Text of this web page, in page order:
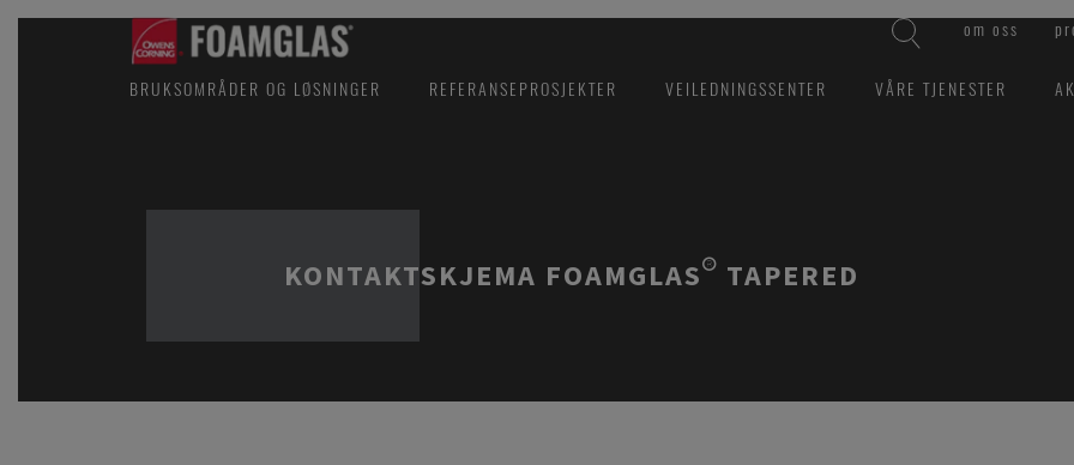
om oss
BRUKSOMRÅDER OG LØSNINGER REFERANSEPROSJEKTER VEILEDNINGSSENTER VÅRE TJENESTER
KONTAKTSKJEMA FOAMGLAS® TAPERED